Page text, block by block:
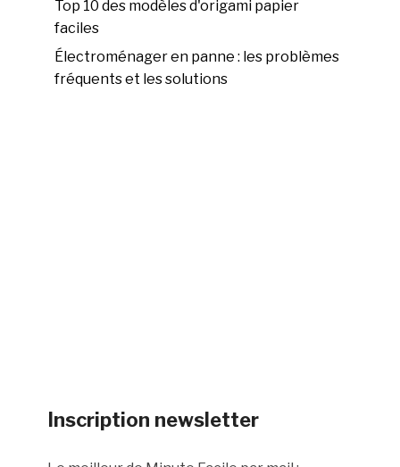
Top 10 des modèles d'origami papier
faciles
Électroménager en panne : les problèmes
fréquents et les solutions
Inscription newsletter